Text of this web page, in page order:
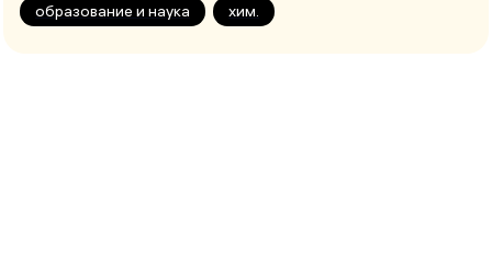
образование и наука хим.